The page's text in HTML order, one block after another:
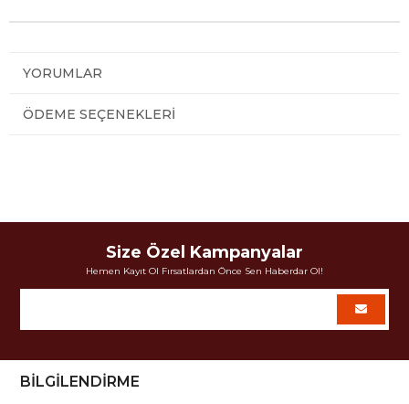
YORUMLAR
ÖDEME SEÇENEKLERI
Size Özel Kampanyalar
Hemen Kayıt Ol Fırsatlardan Önce Sen Haberdar Ol!
BİLGİLENDİRME